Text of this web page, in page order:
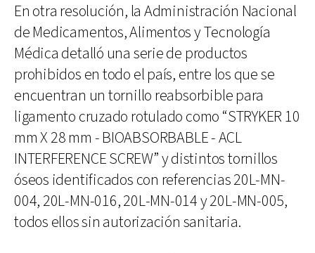
En otra resolución, la Administración Nacional
de Medicamentos, Alimentos y Tecnología
Médica detalló una serie de productos
prohibidos en todo el país, entre los que se
encuentran un tornillo reabsorbible para
ligamento cruzado rotulado como “STRYKER 10
mm X 28 mm - BIOABSORBABLE - ACL
INTERFERENCE SCREW” y distintos tornillos
óseos identificados con referencias 20L-MN-
004, 20L-MN-016, 20L-MN-014 y 20L-MN-005,
todos ellos sin autorización sanitaria.